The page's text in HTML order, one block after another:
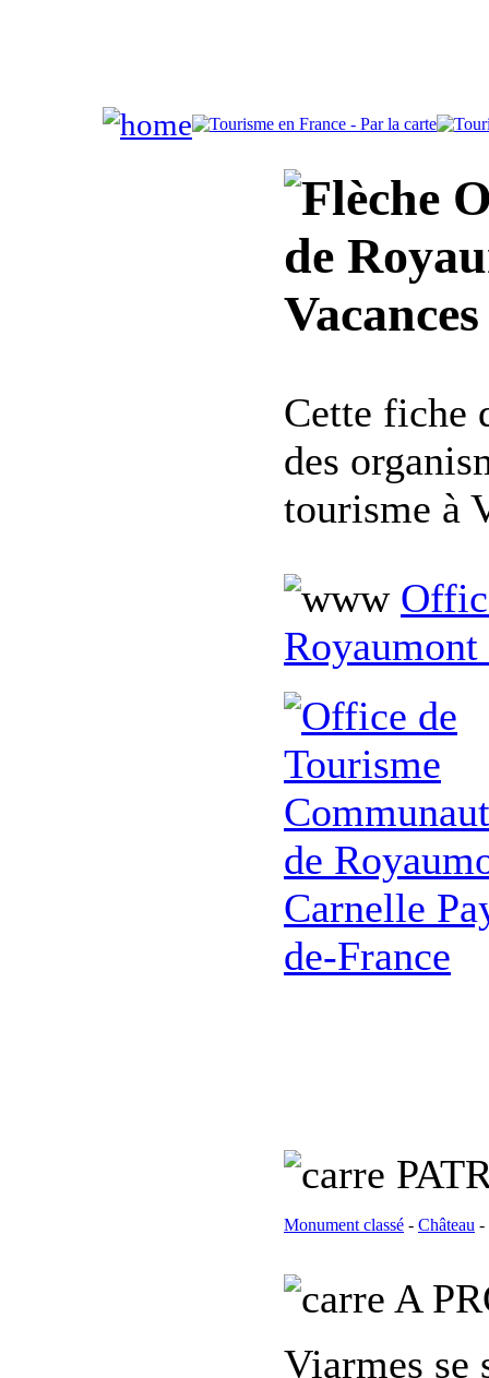
de
Cette fiche
des
tourisme à
Royaumont
Monument classé - Château -
A
Viarmes se